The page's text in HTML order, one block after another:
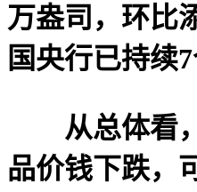
万盎司，环比
国央行已持续
从总体看，
品价钱下跌，